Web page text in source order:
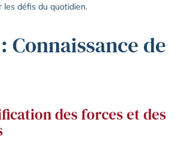
défis du quotidien.
Connaissance de
des forces et des